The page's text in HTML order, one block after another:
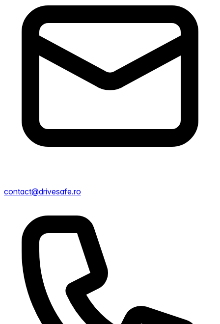
contact@drivesafe.ro